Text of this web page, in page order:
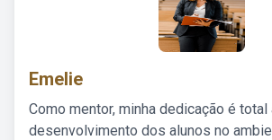
Emelie
Como mentor, minha dedicação é total
desenvolvimento dos alunos no